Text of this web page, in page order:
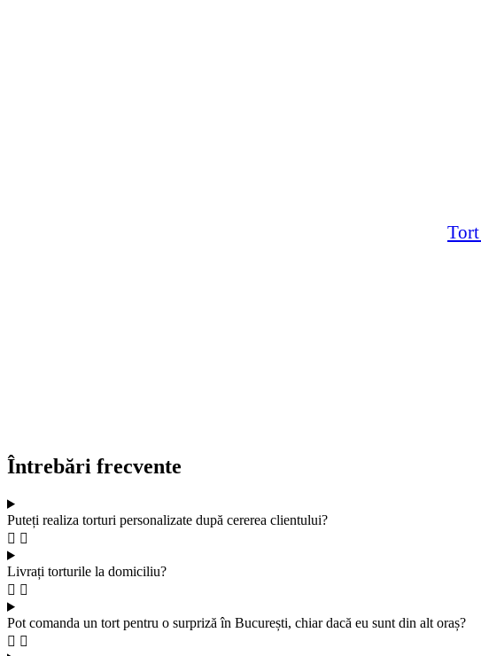
Întrebări frecvente
Puteți realiza torturi personalizate după cererea clientului?
Livrați torturile la domiciliu?
Pot comanda un tort pentru o surpriză în București, chiar dacă eu sunt din alt oraș?